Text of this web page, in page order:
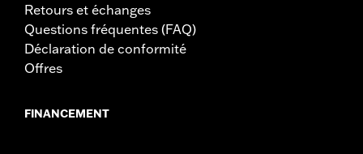
Retours et échanges
Questions fréquentes (FAQ)
Déclaration de conformité
Offres
FINANCEMENT